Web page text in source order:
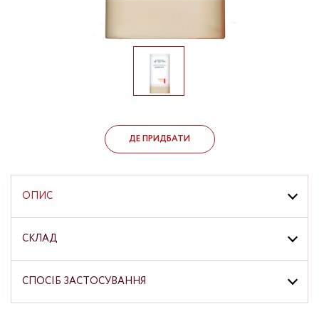
ДЕ ПРИДБАТИ
ОПИС
СКЛАД
СПОСІБ ЗАСТОСУВАННЯ